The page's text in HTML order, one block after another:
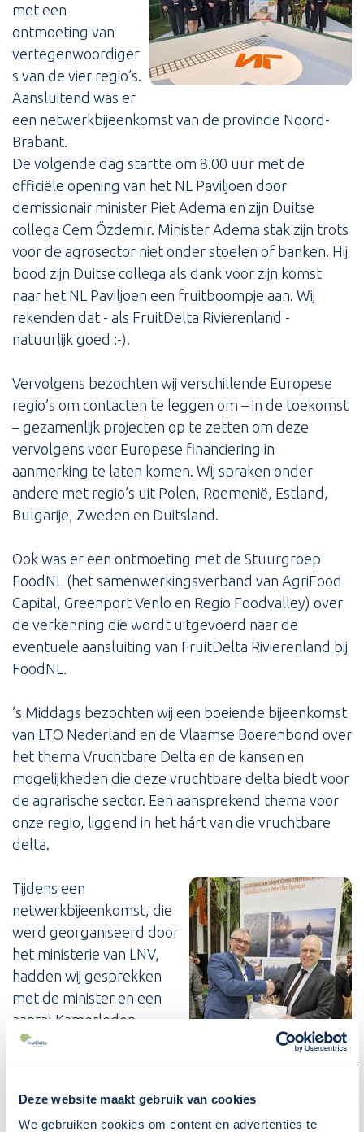
Deze website maakt gebruik van cookies
We gebruiken cookies om content en advertenties te
met een
ontmoeting van
vertegenwoordiger
s van de vier regio’s.
Aansluitend was er
een netwerkbijeenkomst van de provincie Noord-
Brabant.
De volgende dag startte om 8.00 uur met de
officiële opening van het NL Paviljoen door
demissionair minister Piet Adema en zijn Duitse
collega Cem Özdemir. Minister Adema stak zijn trots
voor de agrosector niet onder stoelen of banken. Hij
bood zijn Duitse collega als dank voor zijn komst
naar het NL Paviljoen een fruitboompje aan. Wij
rekenden dat - als FruitDelta Rivierenland -
natuurlijk goed :-).
Vervolgens bezochten wij verschillende Europese
regio’s om contacten te leggen om – in de toekomst
– gezamenlijk projecten op te zetten om deze
vervolgens voor Europese financiering in
aanmerking te laten komen. Wij spraken onder
andere met regio’s uit Polen, Roemenië, Estland,
Bulgarije, Zweden en Duitsland.
Ook was er een ontmoeting met de Stuurgroep
FoodNL (het samenwerkingsverband van AgriFood
Capital, Greenport Venlo en Regio Foodvalley) over
de verkenning die wordt uitgevoerd naar de
eventuele aansluiting van FruitDelta Rivierenland bij
FoodNL.
’s Middags bezochten wij een boeiende bijeenkomst
van LTO Nederland en de Vlaamse Boerenbond over
het thema Vruchtbare Delta en de kansen en
mogelijkheden die deze vruchtbare delta biedt voor
de agrarische sector. Een aansprekend thema voor
onze regio, liggend in het hárt van die vruchtbare
delta.
Tijdens een
netwerkbijeenkomst, die
werd georganiseerd door
het ministerie van LNV,
hadden wij gesprekken
met de minister en een
aantal Kamerleden,
waaronder André Flach
(SGP), Pieter Grinwis
Vedder-Monaster (CDA),